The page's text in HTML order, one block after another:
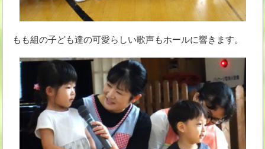
もも組の子ども達の可愛らしい歌声もホールに響きます。